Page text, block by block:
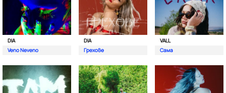
DIA
Veno Neveno
DIA
Грехове
VALL
Сама